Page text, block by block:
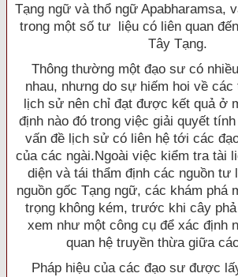
Tạng ngữ và thổ ngữ Apabharamsa,
trong một số tư liệu có liên quan
Tây Tạng.
Thông thường một đạo sư có
nhau, nhưng do sự hiếm hoi về
lịch sử nên chỉ đạt được kết quả ở
định nào đó trong việc giải quyết
vấn đề lịch sử có liên hệ tới các
của các ngài.Ngoài việc kiểm tra tài
diện và tái thẩm định các nguồn tư
nguồn gốc Tạng ngữ, các khám phá
trọng không kém, trước khi cây
xem như một công cụ để xác định
quan hệ truyền thừa giữa
Pháp hiệu của các đạo sư được